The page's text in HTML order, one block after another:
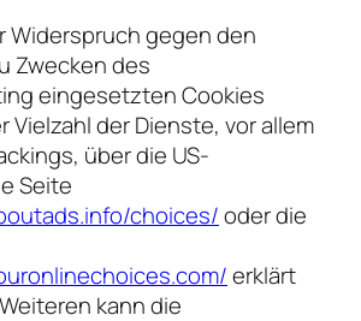
Widerspruch gegen den
Zwecken des
eingesetzten Cookies
Vielzahl der Dienste, vor allem
über die US-
Seite
choices/oder die
erklärt
kann die